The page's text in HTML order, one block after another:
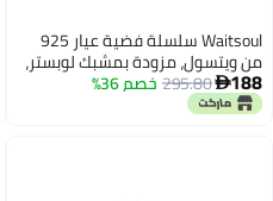
Waitsoul سلسلة فضية عيار 925
من ويتسول، مزودة بمشبك لوبستر،
سمكها 2 مم، مناسبة للنساء 188
295.80خصم 36%